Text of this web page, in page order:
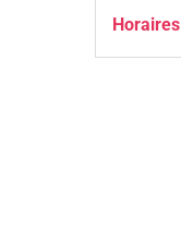
Horaires